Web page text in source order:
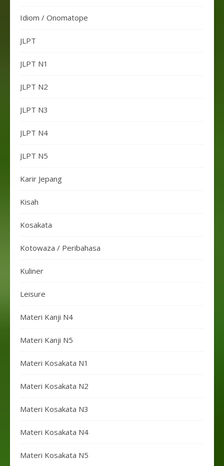
Idiom / Onomatope
JLPT
JLPT N1
JLPT N2
JLPT N3
JLPT N4
JLPT N5
Karir Jepang
Kisah
Kosakata
Kotowaza / Peribahasa
Kuliner
Leisure
Materi Kanji N4
Materi Kanji N5
Materi Kosakata N1
Materi Kosakata N2
Materi Kosakata N3
Materi Kosakata N4
Materi Kosakata N5